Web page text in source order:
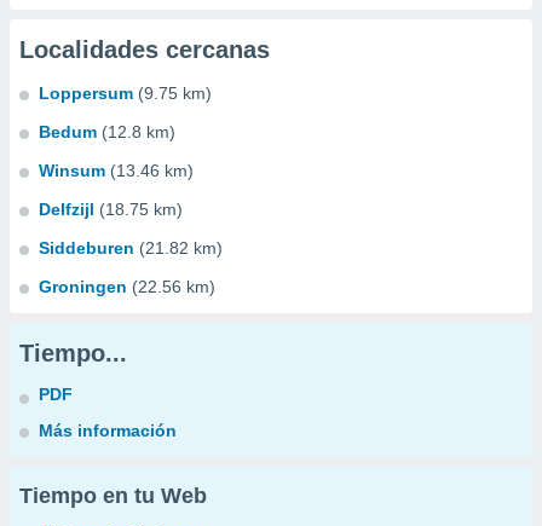
Localidades cercanas
Loppersum (9.75 km)
Bedum (12.8 km)
Winsum (13.46 km)
Delfzijl (18.75 km)
Siddeburen (21.82 km)
Groningen (22.56 km)
Tiempo...
PDF
Más información
Tiempo en tu Web